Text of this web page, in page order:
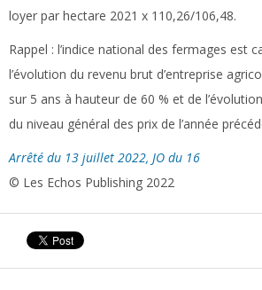
loyer par hectare 2021 x 110,26/106,48.
Rappel : l’indice national des fermages est
l’évolution du revenu brut d’entreprise
sur 5 ans à hauteur de 60 % et de
du niveau général des prix de l’année
Arrêté du 13 juillet 2022, JO du 16
© Les Echos Publishing 2022